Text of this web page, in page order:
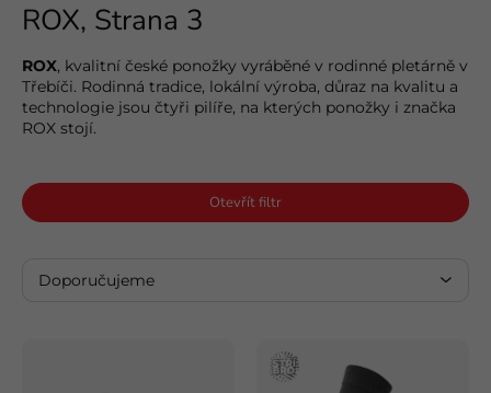
ROX, Strana 3
ROX, kvalitní české ponožky vyráběné v rodinné pletárně v
Třebíči. Rodinná tradice, lokální výroba, důraz na kvalitu a
technologie jsou čtyři pilíře, na kterých ponožky i značka
ROX stojí.
Otevřít filtr
Doporučujeme
Stříbro